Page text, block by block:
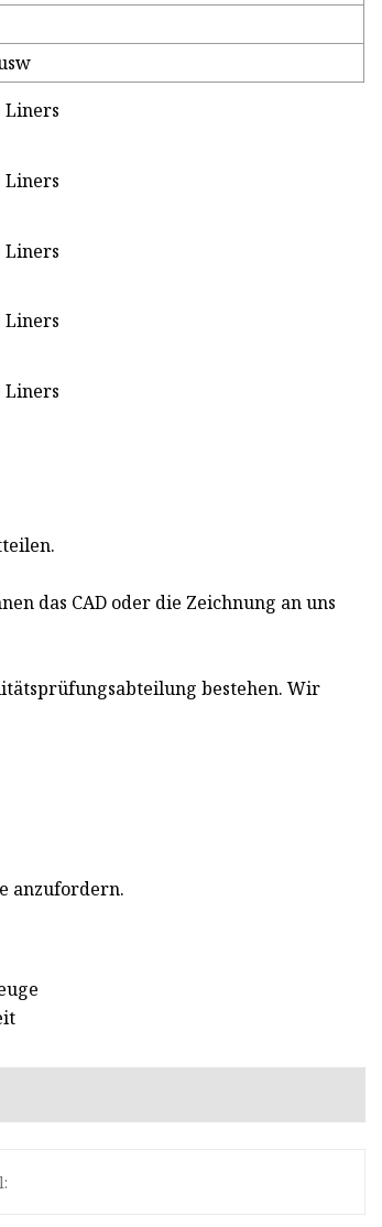
das CAD oder die Zeichnung an uns
bestehen. Wir
anzufordern.